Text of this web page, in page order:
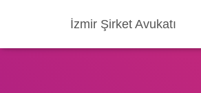
İzmir Şirket Avukatı